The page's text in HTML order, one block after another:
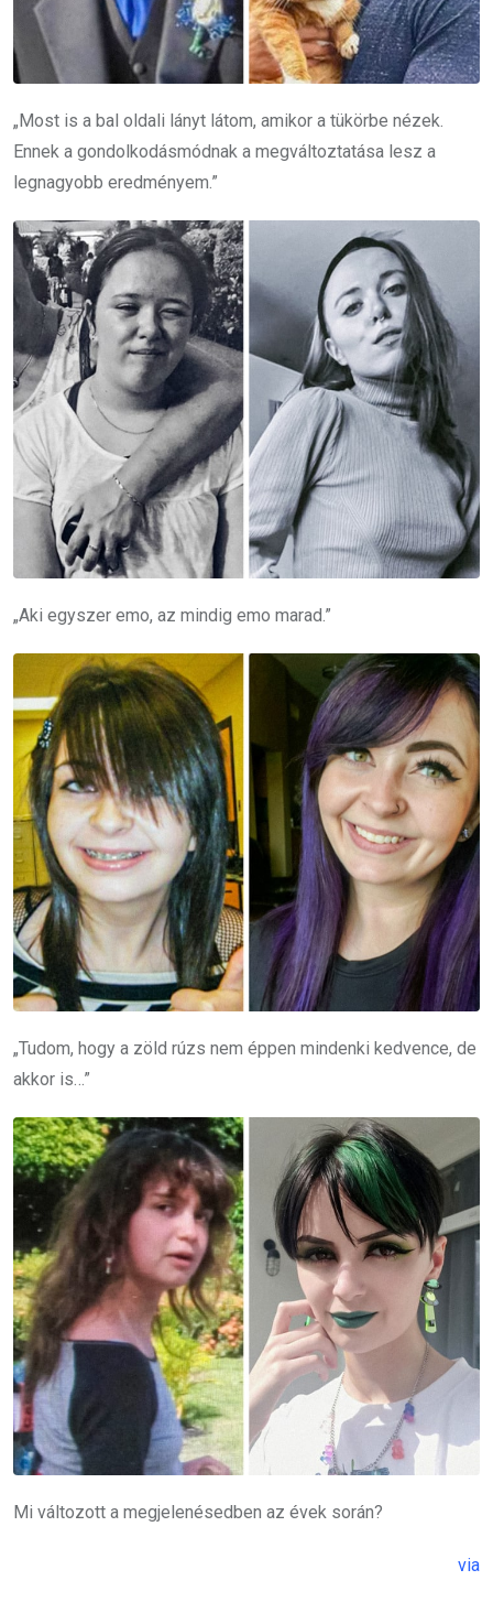
„Most is a bal oldali lányt látom, amikor a tükörbe nézek.
Ennek a gondolkodásmódnak a megváltoztatása lesz a
legnagyobb eredményem.”
„Aki egyszer emo, az mindig emo marad.”
„Tudom, hogy a zöld rúzs nem éppen mindenki kedvence, de
akkor is…”
Mi változott a megjelenésedben az évek során?
via